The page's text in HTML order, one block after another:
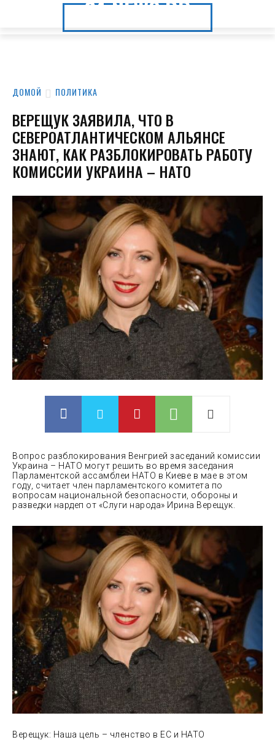
24.NEWS.DP
24.NEWS.DP
ДОМОЙ ПОЛИТИКА
ВЕРЕЩУК ЗАЯВИЛА, ЧТО В
СЕВЕРОАТЛАНТИЧЕСКОМ АЛЬЯНСЕ
ЗНАЮТ, КАК РАЗБЛОКИРОВАТЬ РАБОТУ
КОМИССИИ УКРАИНА – НАТО
Вопрос разблокирования Венгрией заседаний комиссии
Украина – НАТО могут решить во время заседания
Парламентской ассамблеи НАТО в Киеве в мае в этом
году, считает член парламентского комитета по
вопросам национальной безопасности, обороны и
разведки нардеп от «Слуги народа» Ирина Верещук.
Верещук: Наша цель – членство в ЕС и НАТО